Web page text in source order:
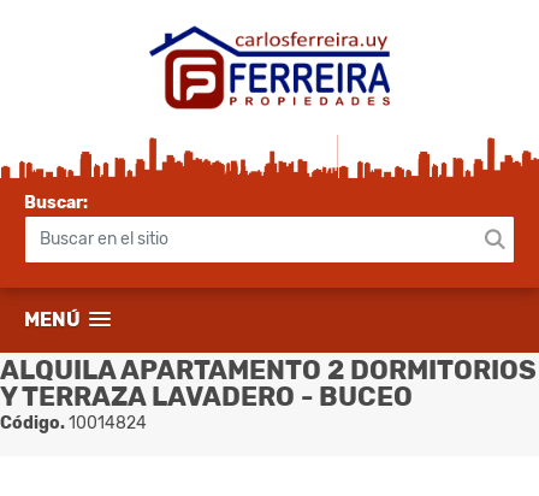
Buscar:
MENÚ
ALQUILA APARTAMENTO 2 DORMITORIOS
Y TERRAZA LAVADERO - BUCEO
Código.10014824